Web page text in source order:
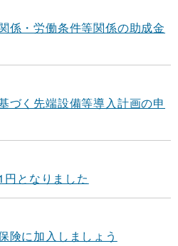
係・労働条件等関係の助成金
づく先端設備等導入計画の申
となりました
険に加入しましょう